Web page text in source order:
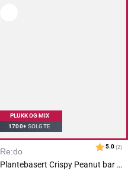
Karakter:
PLUKK OG MIX
1700+SOLGTE
Re:do
Plantebasert Crispy Peanut bar 40g